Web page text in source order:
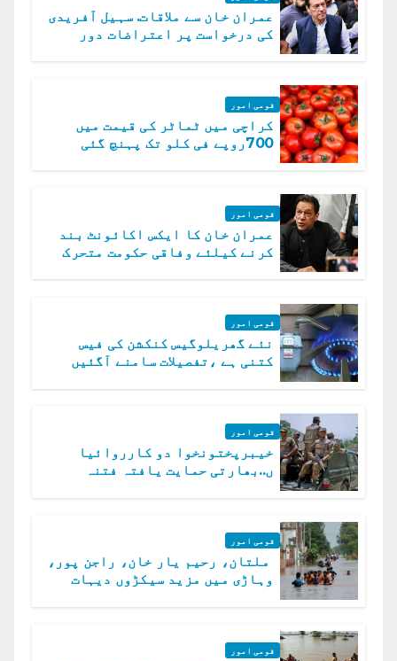
عمران خان سے ملاقات. سہیل آفریدی
کی درخواست پر اعتراضات دور
قومی امور
کراچی میں ٹماٹر کی قیمت میں
700روپے فی کلو تک پہنچ گئی
قومی امور
عمران خان کا ایکس اکائونٹ بند
کرنے کیلئے وفاقی حکومت متحرک
قومی امور
نئے گھریلوگیس کنکشن کی فیس
کتنی ہے ،تفصیلات سامنے آگئیں
قومی امور
خیبرپختونخوا دو کارروائیا
ں..بھارتی حمایت یافتہ فتنہ
قومی امور
ملتان، رحیم یار خان، راجن پور،
وہاڑی میں مزید سیکڑوں دیہات
قومی امور